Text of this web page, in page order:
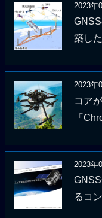
2023年
築し
2023年
コア
「
2023年
るコ